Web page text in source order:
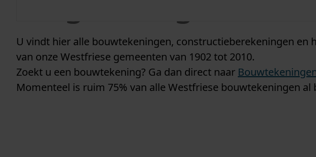
U vindt hier alle bouwtekeningen, constructieberekeningen en
van onze Westfriese gemeenten van 1902 tot 2010.
Zoekt u een bouwtekening? Ga dan direct naar
Momenteel is ruim 75% van alle Westfriese bouwtekeningen al